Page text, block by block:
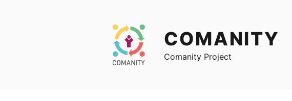
COMANITY
Comanity Project